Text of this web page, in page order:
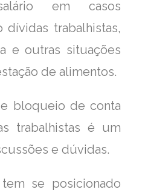
em casos
dívidas trabalhistas,
e outras situações
de alimentos.
bloqueio de conta
trabalhistas é um
e dúvidas.
se posicionado